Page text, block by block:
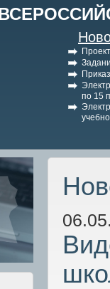
по 15